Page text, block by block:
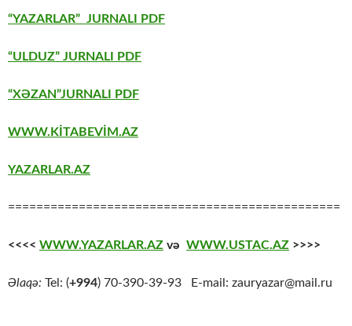
“YAZARLAR” JURNALI PDF
“ULDUZ” JURNALI PDF
“XƏZAN”JURNALI PDF
WWW.KİTABEVİM.AZ
YAZARLAR.AZ
===============================================
<<<< WWW.YAZARLAR.AZ və WWW.USTAC.AZ >>>>
Əlaqə: Tel: (+994) 70-390-39-93 E-mail: zauryazar@mail.ru